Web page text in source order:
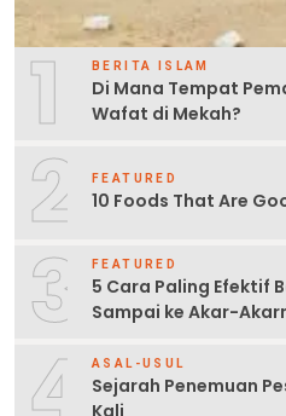
1 BERITA ISLAM
Di Mana Tempat
Wafat di Mekah?
2 FEATURED
10 Foods That Are
3 FEATURED
5 Cara Paling Efektif
Sampai ke Akar-
4 ASAL-USUL
Sejarah Penemuan